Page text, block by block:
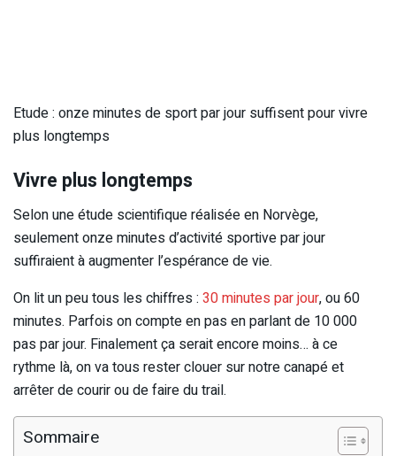
Etude : onze minutes de sport par jour suffisent pour vivre
plus longtemps
Vivre plus longtemps
Selon une étude scientifique réalisée en Norvège,
seulement onze minutes d’activité sportive par jour
suffiraient à augmenter l’espérance de vie.
On lit un peu tous les chiffres : 30 minutes par jour, ou 60
minutes. Parfois on compte en pas en parlant de 10 000
pas par jour. Finalement ça serait encore moins… à ce
rythme là, on va tous rester clouer sur notre canapé et
arrêter de courir ou de faire du trail.
Sommaire